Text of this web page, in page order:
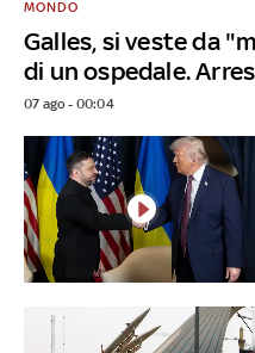
Galles, si veste da
di un ospedale.
MONDO
07 ago - 00:04